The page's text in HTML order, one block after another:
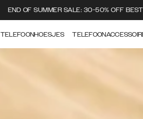
END OF SUMMER SALE: 30-50% OFF
TELEFOONHOESJES